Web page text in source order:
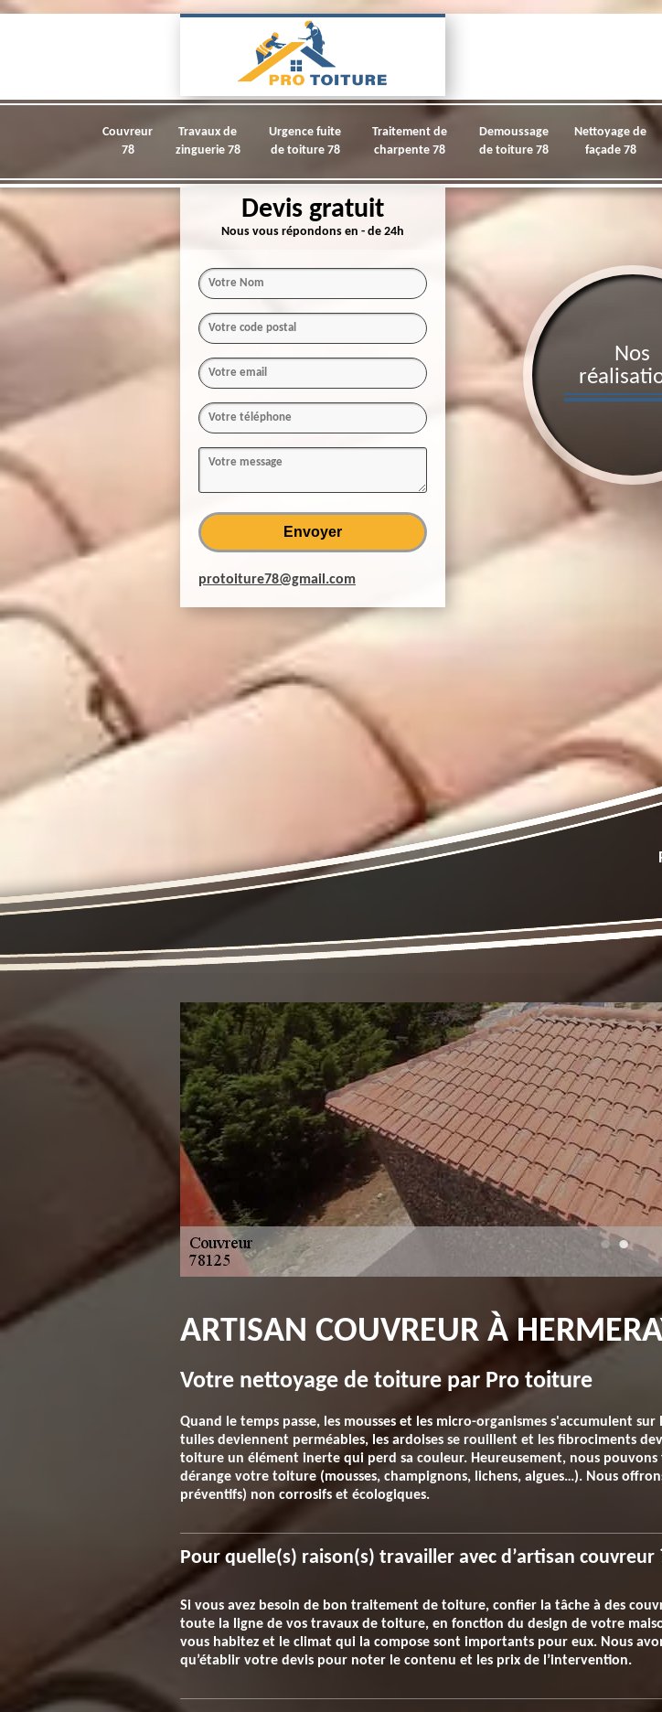
Couvreur
78
Travaux de
zinguerie 78
Urgence fuite
de toiture 78
Traitement de
charpente 78
Demoussage
de toiture 78
Nettoyage de
façade 78
Devis gratuit
Nous vous répondons en - de 24h
protoiture78@gmail.com
Nos
ARTISAN COUVREUR À
Votre nettoyage de toiture par Pro toiture
Quand le temps passe, les mousses et les micro-organismes s'accumulent
tuiles deviennent perméables, les ardoises se rouillent et les fibrociments
toiture un élément inerte qui perd sa couleur. Heureusement, nous
dérange votre toiture (mousses, champignons, lichens, algues…). Nous
préventifs) non corrosifs et écologiques.
Pour quelle(s) raison(s) travailler avec d’artisan couvreur
Si vous avez besoin de bon traitement de toiture, confier la tâche à des
toute la ligne de vos travaux de toiture, en fonction du design de votre
vous habitez et le climat qui la compose sont importants pour eux. Nous
qu’établir votre devis pour noter le contenu et les prix de l’intervention.